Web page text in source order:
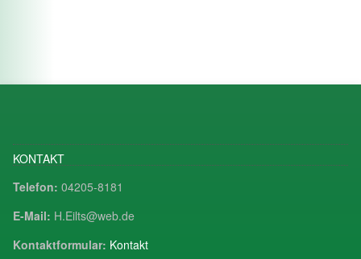
KONTAKT
Telefon: 04205-8181
E-Mail: H.Eilts@web.de
Kontaktformular: Kontakt